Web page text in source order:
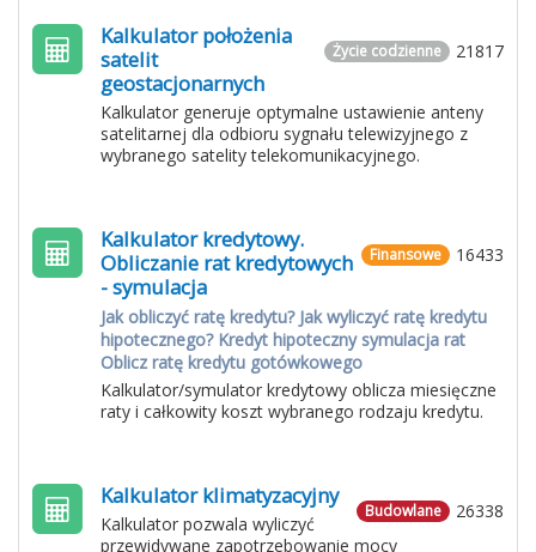
21817
Życie codzienne
Kalkulator położenia
satelit
geostacjonarnych
Kalkulator generuje optymalne ustawienie anteny
satelitarnej dla odbioru sygnału telewizyjnego z
wybranego satelity telekomunikacyjnego.
16433
Finansowe
Kalkulator kredytowy.
Obliczanie rat kredytowych
- symulacja
Jak obliczyć ratę kredytu? Jak wyliczyć ratę kredytu
hipotecznego? Kredyt hipoteczny symulacja rat
Oblicz ratę kredytu gotówkowego
Kalkulator/symulator kredytowy oblicza miesięczne
raty i całkowity koszt wybranego rodzaju kredytu.
26338
Budowlane
Kalkulator klimatyzacyjny
Kalkulator pozwala wyliczyć
przewidywane zapotrzebowanie mocy